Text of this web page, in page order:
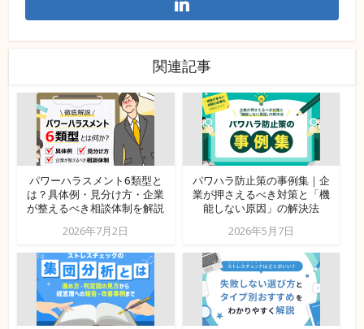
関連記事
パワーハラスメント6類型と
は？具体例・見分け方・企業
が整えるべき相談体制を解説
2026年7月2日
パワハラ防止策の事例集｜企
業が押さえるべき対策と「機
能しない原因」の解決法
2026年5月7日